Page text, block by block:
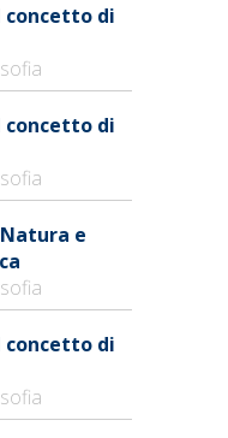
concetto di
concetto di
e
concetto di